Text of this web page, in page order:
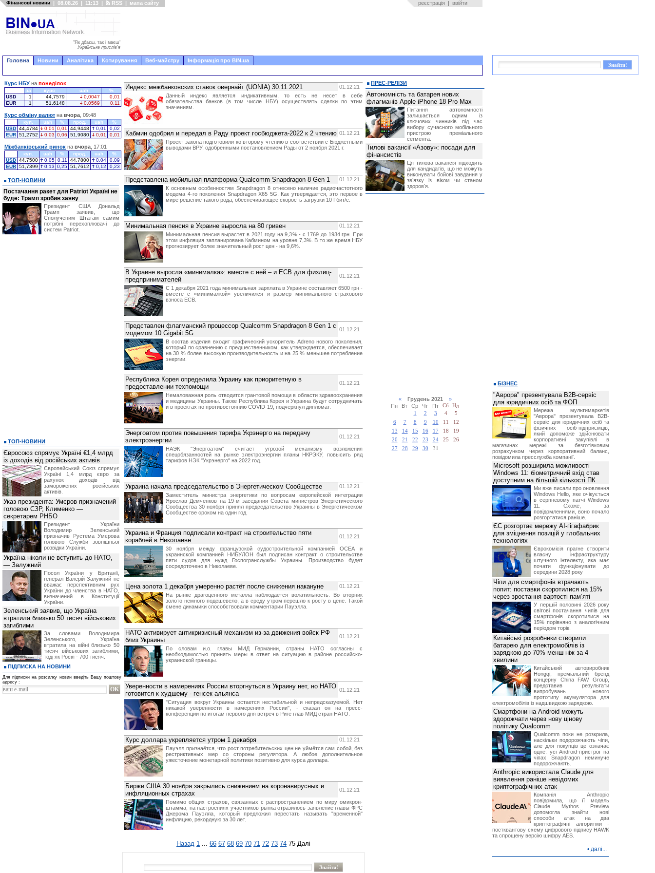
Фінансові новини | 08.08.26 | 11:13 | RSS | мапа сайту реєстрація | ввійти
"Як дбаєш, так і маєш"
Українське прислів'я
Головна Новини Аналітика Котирування Веб-майстру Інформація про BIN.ua
Индекс межбанковских ставок овернайт (UONIA) 30.11.2021
01.12.21
Данный индекс является индикативным, то есть не несет в себе
обязательства банков (в том числе НБУ) осуществлять сделки по этим
значениям.
Кабмин одобрил и передал в Раду проект госбюджета-2022 к 2 чтению 01.12.21
Проект закона подготовили ко второму чтению в соответствии с Бюджетными
выводами ВРУ, одобренными постановлением Рады от 2 ноября 2021 г.
Представлена мобильная платформа Qualcomm Snapdragon 8 Gen 1
01.12.21
К основным особенностям Snapdragon 8 отнесено наличие радиочастотного
модема 4-го поколения Snapdragon X65 5G. Как утверждается, это первое в
мире решение такого рода, обеспечивающее скорость загрузки 10 Гбит/с.
Минимальная пенсия в Украине выросла на 80 гривен
01.12.21
Минимальная пенсия вырастет в 2021 году на 9,3% - с 1769 до 1934 грн. При
этом инфляция запланирована Кабмином на уровне 7,3%. В то же время НБУ
прогнозирует более значительный рост цен - на 9,6%.
В Украине выросла «минималка»: вместе с ней – и ЕСВ для физлиц-
предпринимателей
01.12.21
С 1 декабря 2021 года минимальная зарплата в Украине составляет 6500 грн -
вместе с «минималкой» увеличился и размер минимального страхового
взноса ЕСВ.
Представлен флагманский процессор Qualcomm Snapdragon 8 Gen 1 с
модемом 10 Gigabit 5G
01.12.21
В состав изделия входит графический ускоритель Adreno нового поколения,
который по сравнению с предшественником, как утверждается, обеспечивает
на 30 % более высокую производительность и на 25 % меньшее потребление
энергии.
Республика Корея определила Украину как приоритетную в
предоставлении техпомощи
01.12.21
Немаловажная роль отводится грантовой помощи в области здравоохранения
и медицины Украины. Также Республика Корея и Украина будут сотрудничать
и в проектах по противостоянию COVID-19, подчеркнул дипломат.
Энергоатом против повышения тарифа Укрэнерго на передачу
электроэнергии
01.12.21
НАЭК "Энергоатом" считает угрозой механизму возложения
спецобязанностей на рынке электроэнергии планы НКРЭКУ, повысить ряд
тарифов НЭК "Укрэнерго" на 2022 год.
Украина начала председательство в Энергетическом Сообществе
01.12.21
Заместитель министра энергетики по вопросам европейской интеграции
Ярослав Демченков на 19-м заседании Совета министров Энергетического
Сообщества 30 ноября принял председательство Украины в Энергетическом
Сообществе сроком на один год.
Украина и Франция подписали контракт на строительство пяти
кораблей в Николаеве
01.12.21
30 ноября между французской судостроительной компанией ОСЕА и
украинской компанией НИБУЛОН был подписан контракт о строительстве
пяти судов для нужд Госпогранслужбы Украины. Производство будет
сосредоточено в Николаеве.
Цена золота 1 декабря умеренно растёт после снижения накануне
01.12.21
На рынке драгоценного металла наблюдается волатильность. Во вторник
золото немного подешевело, а в среду утром перешло к росту в цене. Такой
смене динамики способствовали комментарии Пауэлла.
НАТО активирует антикризисный механизм из-за движения войск РФ
близ Украины
01.12.21
По словам и.о. главы МИД Германии, страны НАТО согласны с
необходимостью принять меры в ответ на ситуацию в районе российско-
украинской границы.
Уверенности в намерениях России вторгнуться в Украину нет, но НАТО
готовится к худшему - генсек альянса
01.12.21
"Ситуация вокруг Украины остается нестабильной и непредсказуемой. Нет
никакой уверенности в намерениях России", - сказал он на пресс-
конференции по итогам первого дня встреч в Риге глав МИД стран НАТО.
Курс доллара укрепляется утром 1 декабря
01.12.21
Пауэлл признаётся, что рост потребительских цен не уймётся сам собой, без
рестриктивных мер со стороны регулятора. А любое дополнительное
ужесточение монетарной политики позитивно для курса доллара.
Биржи США 30 ноября закрылись снижением на коронавирусных и
инфляционных страхах
01.12.21
Помимо общих страхов, связанных с распространением по миру омикрон-
штамма, на настроениях участников рынка отразилось заявление главы ФРС
Джерома Пауэлла, который предложил перестать называть "временной"
инфляцию, рекордную за 30 лет.
Назад 1 ... 66 67 68 69 70 71 72 73 74 75 Далі
Курс НБУ на понеділок
за курс uah
%
USD
1 44,7579 0,0047
0,01
EUR
1 51,6148 0,0569 0,11
Курс обміну валют на вчора , 09:48
куп. uah % прод. uah
%
USD 44,4784 0,01 0,01 44,9448 0,01
0,02
EUR 51,2752 0,03 0,06 51,9080 0,01 0,01
Міжбанківський ринок на вчора , 17:01
куп. uah % прод. uah
%
USD 44,7500 0,05 0,11 44,7800 0,04
0,09
EUR 51,7399 0,13 0,25 51,7612 0,12 0,23
ТОП-НОВИНИ
Постачання ракет для Patriot Україні не
буде: Трамп зробив заяву
Президент США Дональд
Трамп заявив, що
Сполученим Штатам самим
потрібні перехоплювачі до
систем Patriot.
ТОП-НОВИНИ
Євросоюз спрямує Україні €1,4 млрд
із доходів від російських активів
Європейський Союз спрямує
Україні 1,4 млрд євро за
рахунок доходів від
заморожених російських
активів.
Указ президента: Умєров призначений
головою СЗР, Клименко —
секретарем РНБО
Президент України
Володимир Зеленський
призначив Pустема Умєрова
головою Служби зовнішньої
розвідки України.
Україна ніколи не вступить до НАТО,
— Залужний
Посол України у Британії,
генерал Валерій Залужний не
вважає перспективним рух
України до членства в НАТО,
визначений в Конституції
України.
Зеленський заявив, що Україна
втратила близько 50 тисяч військових
загиблими
За словами Володимира
Зеленського, Україна
втратила на війні близько 50
тисяч військових загиблими,
тоді як Росія - 700 тисяч.
ПІДПИСКА НА НОВИНИ
Для підписки на розсилку новин введіть Вашу поштову
адресу :
ПРЕС-РЕЛІЗИ
Автономність та батарея нових
флагманів Apple iPhone 18 Pro Max
Питання автономності
залишається одним із
ключових чинників під час
вибору сучасного мобільного
пристрою преміального
сегмента.
Тилові вакансії «Азову»: посади для
фінансистів
Ця тилова вакансія підходить
для кандидатів, що не можуть
виконувати бойові завдання у
звʼязку із віком чи станом
здоровʼя.
«Грудень 2021 »
Пн
Вт Ср Чт Пт Сб
Нд
1
2 3 4
5
6
7 8 9 10 11
12
13
14 15 16 17 18
19
20
21 22 23 24 25
26
27
28 29 30 31
БІЗНЕС
"Аврора" презентувала B2B-сервіс
для юридичних осіб та ФОП
Мережа мультимаркетів
"Аврора" презентувала B2B-
сервіс для юридичних осіб та
фізичних осіб-підприємців,
який допоможе здійснювати
корпоративні закупівлі в
магазинах мережі за безготівковим
розрахунком через корпоративний баланс,
повідомила пресслужба компанії.
Microsoft розширила можливості
Windows 11: біометричний вхід став
доступним на більшій кількості ПК
Ми вже писали про оновлення
Windows Hello, яке очікується
в серпневому патчі Windows
11. Схоже, за
повідомленнями, воно почало
розгортатися раніше.
ЄС розгортає мережу AI-гігафабрик
для зміцнення позицій у глобальних
технологіях
Єврокомісія прагне створити
власну інфраструктуру
штучного інтелекту, яка має
почати функціонувати до
середини 2028 року
Чіпи для смартфонів втрачають
попит: поставки скоротилися на 15%
через зростання вартості пам’яті
У першій половині 2026 року
світові постачання чипів для
смартфонів скоротилися на
15% порівняно з аналогічним
періодом торік.
Китайські розробники створили
батарею для електромобілів із
зарядкою до 70% менш ніж за 4
хвилини
Китайський автовиробник
Hongqi, преміальний бренд
концерну China FAW Group,
представив результати
випробувань нового
прототипу акумулятора для
електромобілів із надшвидкою зарядкою.
Смартфони на Android можуть
здорожчати через нову цінову
політику Qualcomm
Qualcomm поки не розкрила,
наскільки подорожчають чіпи,
але для покупців це означає
одне: усі Android-пристрої на
чіпах Snapdragon неминуче
подорожчають.
Anthropic використала Claude для
виявлення раніше невідомих
криптографічних атак
Компанія Anthropic
повідомила, що її модель
Claude Mythos Preview
допомогла знайти нові
способи атак на два
криптографічні алгоритми -
постквантову схему цифрового підпису HAWK
та спрощену версію шифру AES.
• далі...